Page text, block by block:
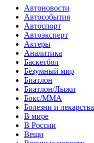
Автоновости
Автособытия
Автоспорт
Автоэксперт
Актеры
Аналитика
Баскетбол
Безумный мир
Биатлон
Биатлон/Лыжи
Бокс/MMA
Болезни и лекарства
В мире
В России
Вещи